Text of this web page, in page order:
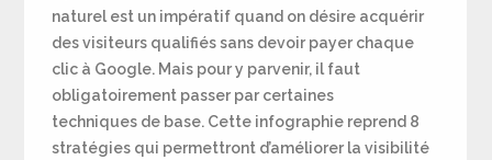
naturel est un impératif quand on désire acquérir
des visiteurs qualifiés sans devoir payer chaque
clic à Google. Mais pour y parvenir, il faut
obligatoirement passer par certaines
techniques de base. Cette infographie reprend 8
stratégies qui permettront d’améliorer la visibilité